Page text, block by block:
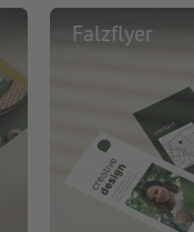
Falzflyer